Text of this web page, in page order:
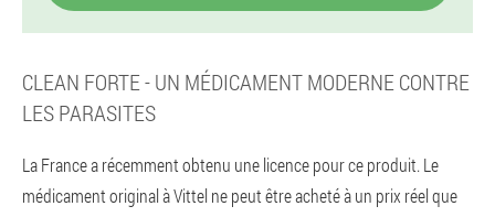
CLEAN FORTE - UN MÉDICAMENT MODERNE CONTRE
LES PARASITES
La France a récemment obtenu une licence pour ce produit. Le
médicament original à Vittel ne peut être acheté à un prix réel que